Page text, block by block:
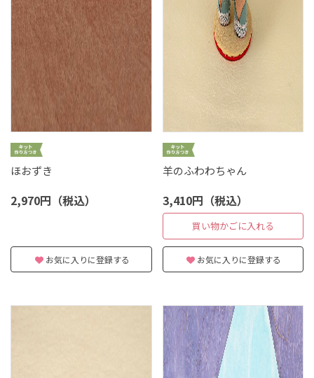
ほおずき
2,970円（税込）
お気に入りに登録する
羊のふわわちゃん
3,410円（税込）
買い物かごに入れる
お気に入りに登録する